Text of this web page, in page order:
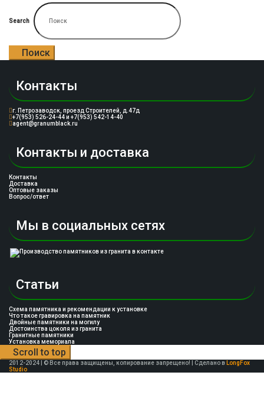
Search
Поиск
Контакты
г. Петрозаводск, проезд Строителей, д.47д
+7(953) 526-24-44 и +7(953) 542-14-40
agent@granumblack.ru
Контакты и доставка
Контакты
Доставка
Оптовые заказы
Вопрос/ответ
Мы в социальных сетях
Статьи
Схема памятника и рекомендации к установке
Что такое гравировка на памятник
Двойные памятники на могилу
Достоинства цоколя из гранита
Гранитные памятники
Установка мемориала
Scroll to top
2012-2024 | © Все права защищены, копирование запрещено! | Сделано в
LongFox
Studio